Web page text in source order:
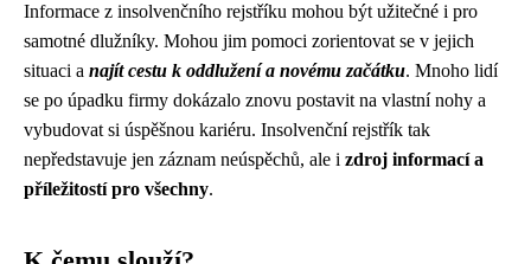
Informace z insolvenčního rejstříku mohou být užitečné i pro
samotné dlužníky. Mohou jim pomoci zorientovat se v jejich
situaci a najít cestu k oddlužení a novému začátku. Mnoho lidí
se po úpadku firmy dokázalo znovu postavit na vlastní nohy a
vybudovat si úspěšnou kariéru. Insolvenční rejstřík tak
nepředstavuje jen záznam neúspěchů, ale i zdroj informací a
příležitostí pro všechny.